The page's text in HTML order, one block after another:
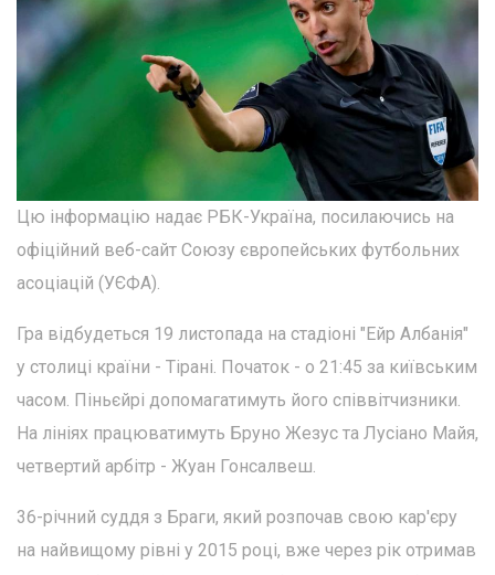
Цю інформацію надає РБК-Україна, посилаючись на
офіційний веб-сайт Союзу європейських футбольних
асоціацій (УЄФА).
Гра відбудеться 19 листопада на стадіоні "Ейр Албанія"
у столиці країни - Тірані. Початок - о 21:45 за київським
часом. Піньєйрі допомагатимуть його співвітчизники.
На лініях працюватимуть Бруно Жезус та Лусіано Майя,
четвертий арбітр - Жуан Гонсалвеш.
36-річний суддя з Браги, який розпочав свою кар'єру
на найвищому рівні у 2015 році, вже через рік отримав